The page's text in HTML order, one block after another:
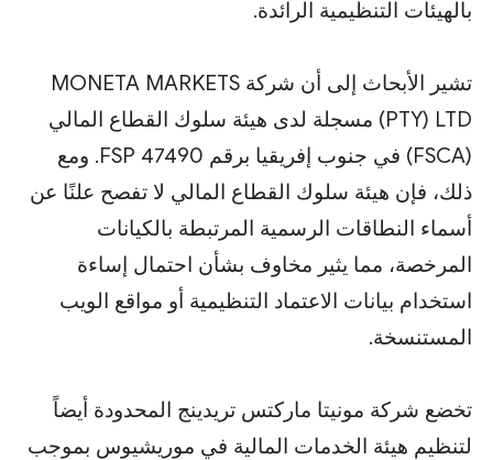
بالهيئات التنظيمية الرائدة.
تشير الأبحاث إلى أن شركة MONETA MARKETS
(PTY) LTD مسجلة لدى هيئة سلوك القطاع المالي
(FSCA) في جنوب إفريقيا برقم FSP 47490. ومع
ذلك، فإن هيئة سلوك القطاع المالي لا تفصح علنًا عن
أسماء النطاقات الرسمية المرتبطة بالكيانات
المرخصة، مما يثير مخاوف بشأن احتمال إساءة
استخدام بيانات الاعتماد التنظيمية أو مواقع الويب
المستنسخة.
تخضع شركة مونيتا ماركتس تريدينج المحدودة أيضاً
لتنظيم هيئة الخدمات المالية في موريشيوس بموجب